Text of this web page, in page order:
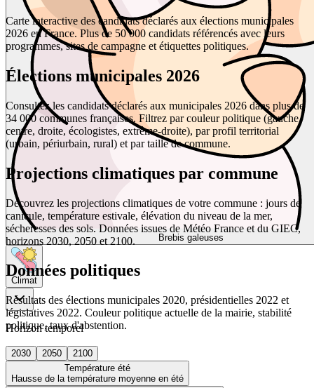
Brebis galeuses
Climat
Horizon temporel
2030 2050
2100
Température été
Hausse de la température moyenne en été
Carte interactive des candidats déclarés aux élections municipales
2026 en France. Plus de 50 000 candidats référencés avec leurs
programmes, sites de campagne et étiquettes politiques.
Élections municipales 2026
Consultez les candidats déclarés aux municipales 2026 dans plus de
34 000 communes françaises. Filtrez par couleur politique (gauche,
centre, droite, écologistes, extrême-droite), par profil territorial
(urbain, périurbain, rural) et par taille de commune.
Projections climatiques par commune
Découvrez les projections climatiques de votre commune : jours de
canicule, température estivale, élévation du niveau de la mer,
sécheresses des sols. Données issues de Météo France et du GIEC,
horizons 2030, 2050 et 2100.
Données politiques
Résultats des élections municipales 2020, présidentielles 2022 et
législatives 2022. Couleur politique actuelle de la mairie, stabilité
politique, taux d'abstention.